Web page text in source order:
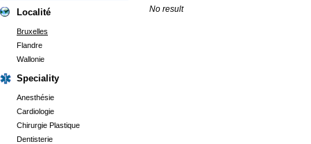
Localité
Bruxelles
Flandre
Wallonie
Speciality
Anesthésie
Cardiologie
Chirurgie Plastique
Dentisterie
No result